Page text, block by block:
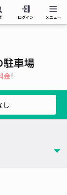
ログイン メニュー
駐車場
金!
し